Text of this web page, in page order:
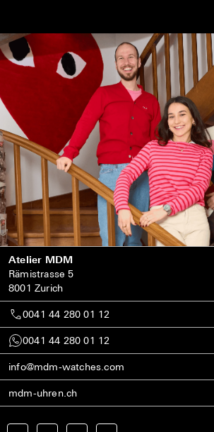
Atelier MDM
Rämistrasse 5
8001 Zurich
0041 44 280 01 12
0041 44 280 01 12
info@mdm-watches.com
mdm-uhren.ch